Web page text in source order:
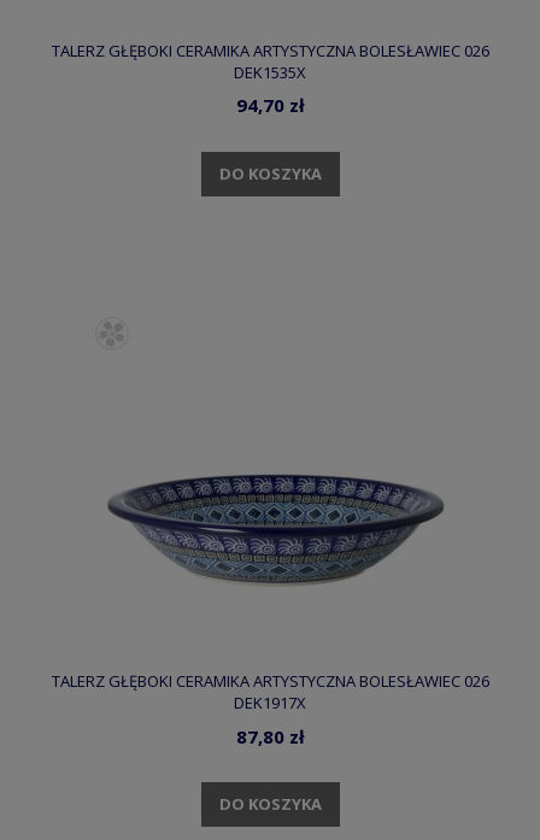
TALERZ GŁĘBOKI CERAMIKA ARTYSTYCZNA BOLESŁAWIEC 026
DEK1535X
94,70 zł
DO KOSZYKA
TALERZ GŁĘBOKI CERAMIKA ARTYSTYCZNA BOLESŁAWIEC 026
DEK1917X
87,80 zł
DO KOSZYKA